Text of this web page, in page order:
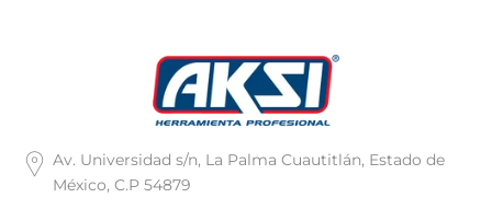
Av. Universidad s/n, La Palma Cuautitlán, Estado de
México, C.P 54879